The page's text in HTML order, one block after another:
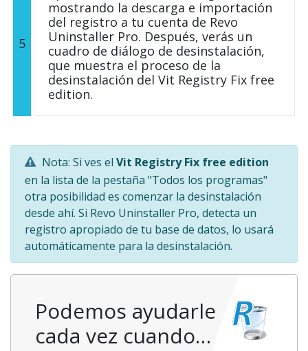
5
mostrando la descarga e importación
del registro a tu cuenta de Revo
Uninstaller Pro. Después, verás un
cuadro de diálogo de desinstalación,
que muestra el proceso de la
desinstalación del Vit Registry Fix free
edition.
Nota: Si ves el Vit Registry Fix free edition
en la lista de la pestaña "Todos los programas"
otra posibilidad es comenzar la desinstalación
desde ahí. Si Revo Uninstaller Pro, detecta un
registro apropiado de tu base de datos, lo usará
automáticamente para la desinstalación.
Podemos ayudarle
cada vez cuando…